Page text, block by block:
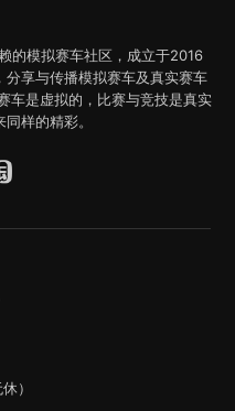
的模拟赛车社区，成立于2016
享与传播模拟赛车及真实赛车
车是虚拟的，比赛与竞技是真实
样的精彩。
）